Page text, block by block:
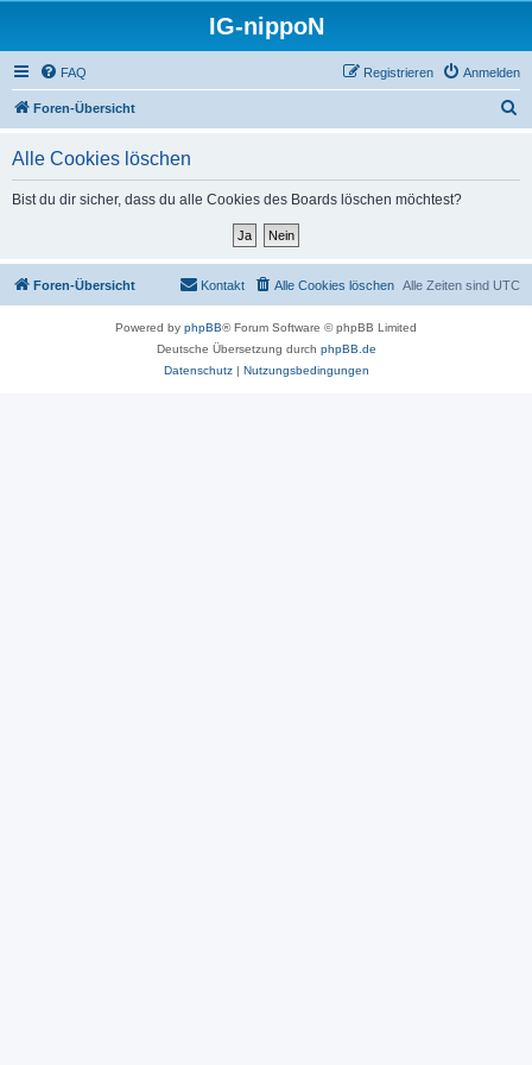
IG-nippoN
FAQ Anmelden
Registrieren
Foren-Übersicht
Alle Cookies löschen
Bist du dir sicher, dass du alle Cookies des Boards löschen möchtest?
Foren-Übersicht Alle Zeiten sind UTC
Alle Cookies löschen
Kontakt
Powered by phpBB® Forum Software © phpBB Limited
Deutsche Übersetzung durch phpBB.de
Datenschutz| Nutzungsbedingungen